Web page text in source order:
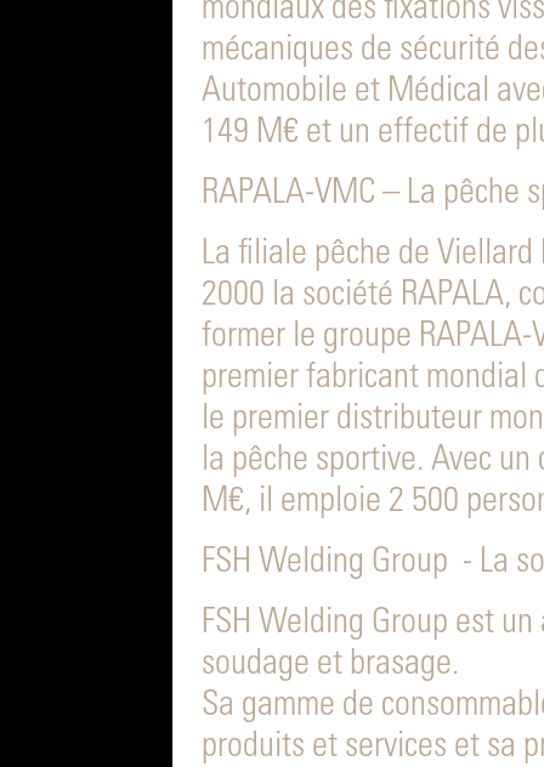
mondiaux des fixations
mécaniques de sécurité
Automobile et Médical
149 M€ et un effectif de
RAPALA-VMC – La pêche
La filiale pêche de
2000 la société RAPALA,
former le groupe
premier fabricant mondial
le premier distributeur
la pêche sportive. Avec
M€, il emploie 2 500
FSH Welding Group - La
FSH Welding Group est
soudage et brasage.
Sa gamme de
produits et services et sa